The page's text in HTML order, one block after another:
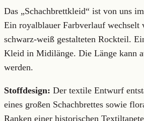
Das „Schachbrettkleid“ ist von uns
Ein royalblauer Farbverlauf wechselt
schwarz-weiß gestalteten Rockteil.
Kleid in Midilänge. Die Länge kann
werden.
Stoffdesign: Der textile Entwurf
eines großen Schachbrettes sowie
Ranken einer historischen